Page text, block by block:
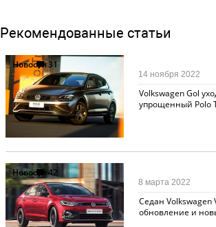
Рекомендованные статьи
Новости31
Volkswagen Gol
упрощенный Polo
14 ноября 2022
Новости42
Седан Volkswagen
обновление и
8 марта 2022